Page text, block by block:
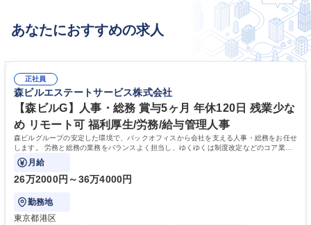
あなたにおすすめの求人
正社員
森ビルエステートサービス株式会社
【森ビルG】人事・総務 賞与5ヶ月 年休120日 残業少な
め リモート可 福利厚生/労務/給与管理人事
森ビルグループの安定した環境で、バックオフィスから会社を支える人事・総務をお任せ
します。 労務と総務の業務をバランスよく担当し、ゆくゆくは制度改定などのコア業務
にも挑戦できる、やりがいある環境です。
月給
26万2000円～36万4000円
勤務地
東京都港区